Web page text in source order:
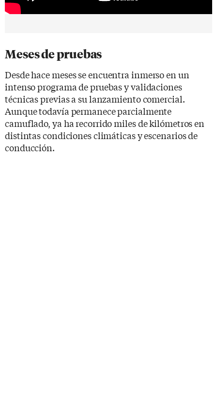
Meses de pruebas
Desde hace meses se encuentra inmerso en un
intenso programa de pruebas y validaciones
técnicas previas a su lanzamiento comercial.
Aunque todavía permanece parcialmente
camuflado, ya ha recorrido miles de kilómetros en
distintas condiciones climáticas y escenarios de
conducción.